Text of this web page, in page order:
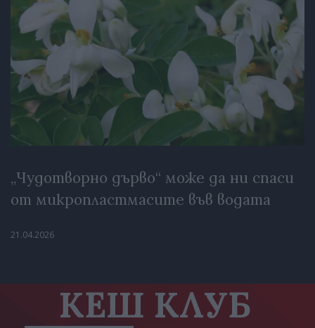
„Чудотворно дърво“ може да ни спаси
от микропластмасите във водата
21.04.2026
КЕШ КЛУБ